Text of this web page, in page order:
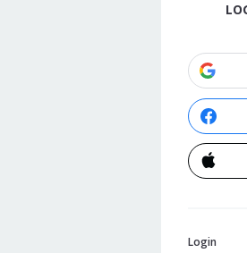
Login